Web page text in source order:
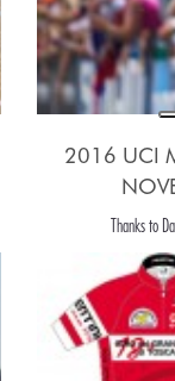
2016 UCI
Thanks to